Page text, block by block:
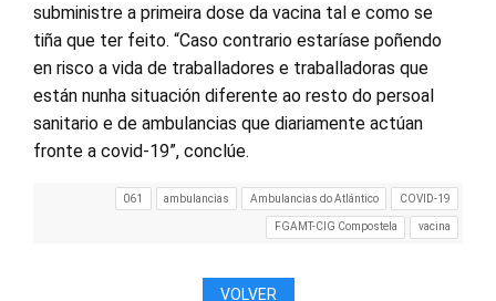
subministre a primeira dose da vacina tal e como se
tiña que ter feito. “Caso contrario estaríase poñendo
en risco a vida de traballadores e traballadoras que
están nunha situación diferente ao resto do persoal
sanitario e de ambulancias que diariamente actúan
fronte a covid-19”, conclúe.
061 ambulancias Ambulancias do Atlántico COVID-19
FGAMT-CIG Compostela vacina
VOLVER